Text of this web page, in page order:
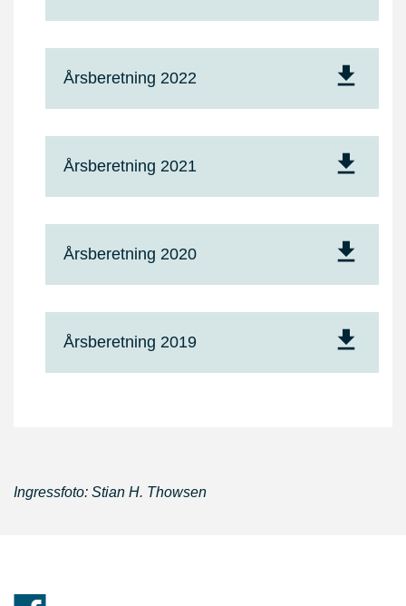
Årsberetning 2022
Årsberetning 2021
Årsberetning 2020
Årsberetning 2019
Ingressfoto: Stian H. Thowsen